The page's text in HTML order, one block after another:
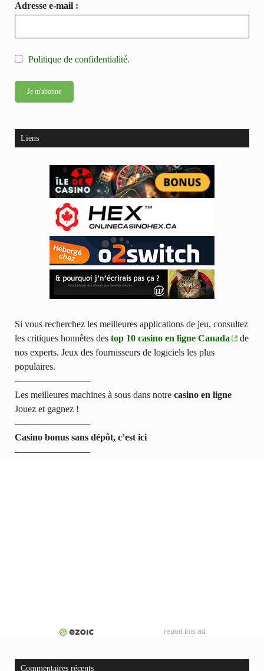
Adresse e-mail :
Politique de confidentialité.
Liens
Si vous recherchez les meilleures applications de jeu, consultez
les critiques honnêtes des top 10 casino en ligne Canada
de
nos experts. Jeux des fournisseurs de logiciels les plus
populaires.
————————
Les meilleures machines à sous dans notre casino en ligne
Jouez et gagnez !
————————
Casino bonus sans dépôt, c’est ici
————————
report this ad
Commentaires récents